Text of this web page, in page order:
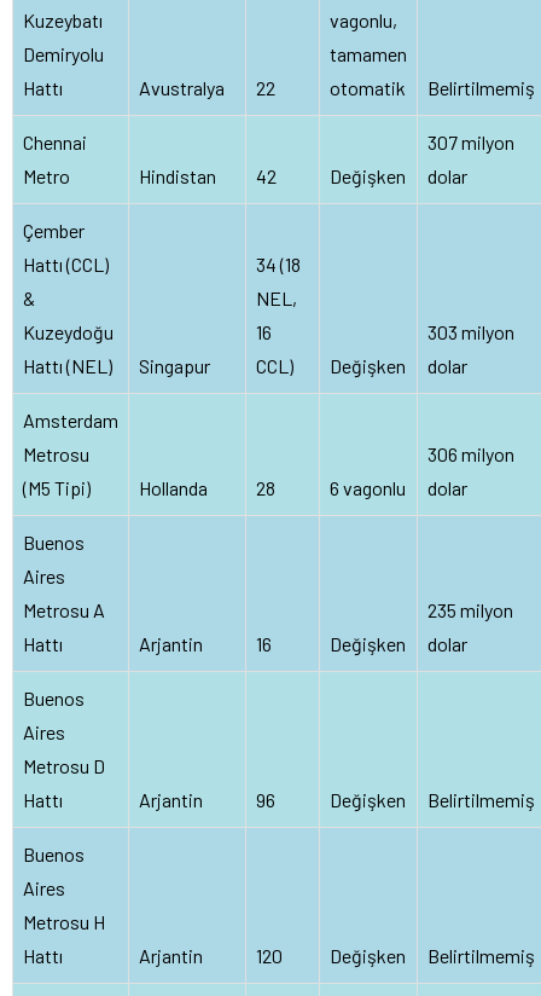
Kuzeybatı
Demiryolu
Hattı
Avustralya 22
vagonlu,
tamamen
otomatik
Belirtilmemiş
Chennai
Metro
Hindistan 42 Değişken
307 milyon
dolar
Çember
Hattı (CCL)
&
Kuzeydoğu
Hattı (NEL)
Singapur
34 (18
NEL,
16
CCL)
Değişken
303 milyon
dolar
Amsterdam
Metrosu
(M5 Tipi)
Hollanda 28 6 vagonlu
306 milyon
dolar
Buenos
Aires
Metrosu A
Hattı
Arjantin 16 Değişken
235 milyon
dolar
Buenos
Aires
Metrosu D
Hattı
Arjantin 96 Değişken Belirtilmemiş
Buenos
Aires
Metrosu H
Hattı
Arjantin 120 Değişken Belirtilmemiş